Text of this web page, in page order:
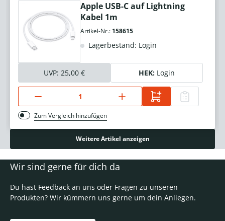
Apple USB-C auf Lightning
Kabel 1m
Artikel-Nr.: 158615
Lagerbestand: Login
UVP: 25,00 € HEK: Login
Zum Vergleich hinzufügen
Weitere Artikel anzeigen
Wir sind gerne für dich da
Du hast Feedback an uns oder Fragen zu unseren
Produkten? Wir kümmern uns gerne um dein Anliegen.